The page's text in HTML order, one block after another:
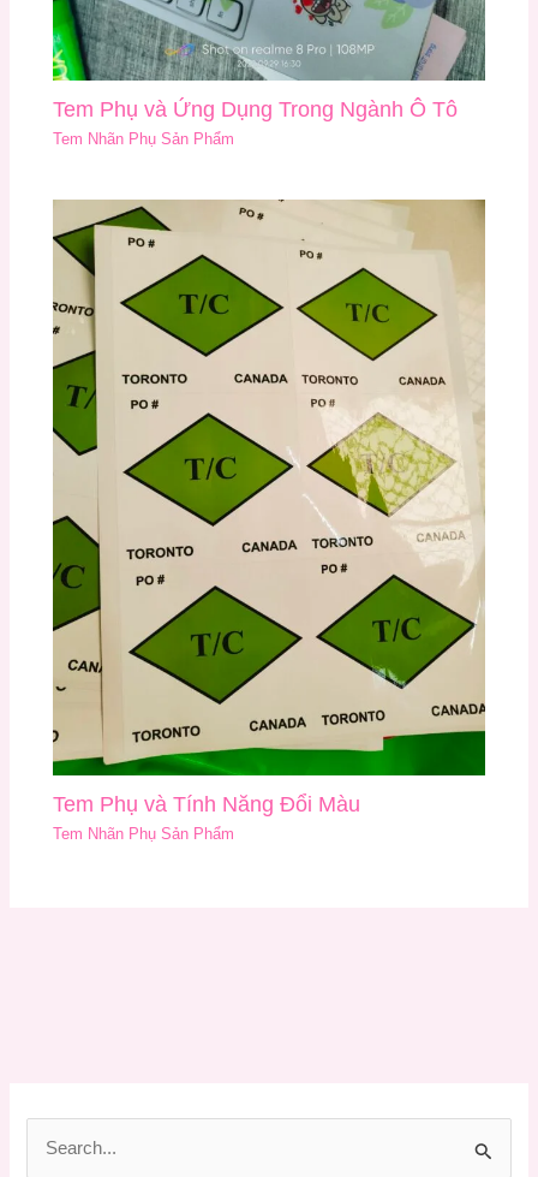
Tem Phụ và Ứng Dụng Trong Ngành Ô Tô
Tem Nhãn Phụ Sản Phẩm
Tem Phụ và Tính Năng Đổi Màu
Tem Nhãn Phụ Sản Phẩm